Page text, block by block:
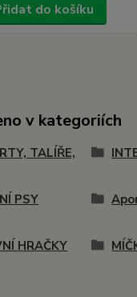
do košíku
v kategoriích
TALÍŘE,
PSY
HRAČKY